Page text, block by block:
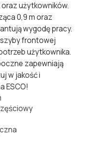
użytkowników.
0,9 m oraz
wygodę pracy.
frontowej
użytkownika.
zapewniają
w jakość i
ESCO!